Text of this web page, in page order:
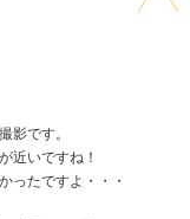
影です。
近いですね！
ったですよ・・・